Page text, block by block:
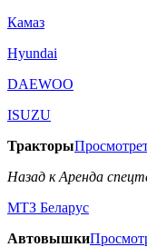
Камаз
Hyundai
DAEWOO
ISUZU
Тракторы
Назад к Аренда
МТЗ Беларус
Автовышки